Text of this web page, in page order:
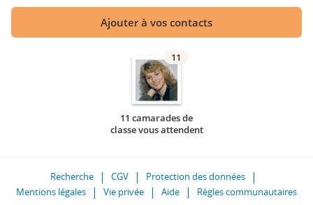
Ajouter à vos contacts
11
11 camarades de
classe vous attendent
Recherche CGV
Protection des données
Mentions légales
Vie privée Aide Règles communautaires